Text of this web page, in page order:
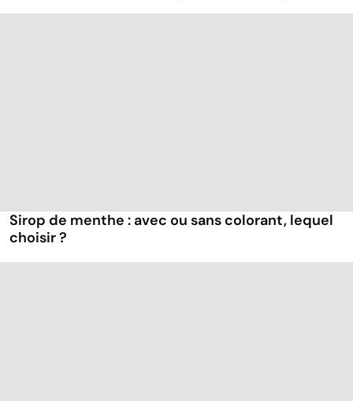
Sirop de menthe : avec ou sans colorant, lequel
choisir ?